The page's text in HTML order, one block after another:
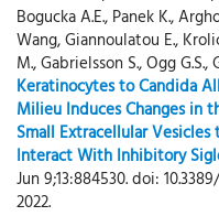
Bogucka A.E., Panek K.,
Wang, Giannoulatou E.,
M., Gabrielsson S., Ogg
Keratinocytes to Candida
Milieu Induces Changes in
Small Extracellular
Interact With Inhibitory
Jun 9;13:884530. doi:
2022.